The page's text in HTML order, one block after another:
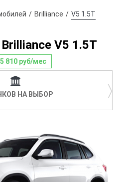
Brilliance V5 1.5T
V5 1.5T
810 руб/мес
НА ВЫБОР 〉